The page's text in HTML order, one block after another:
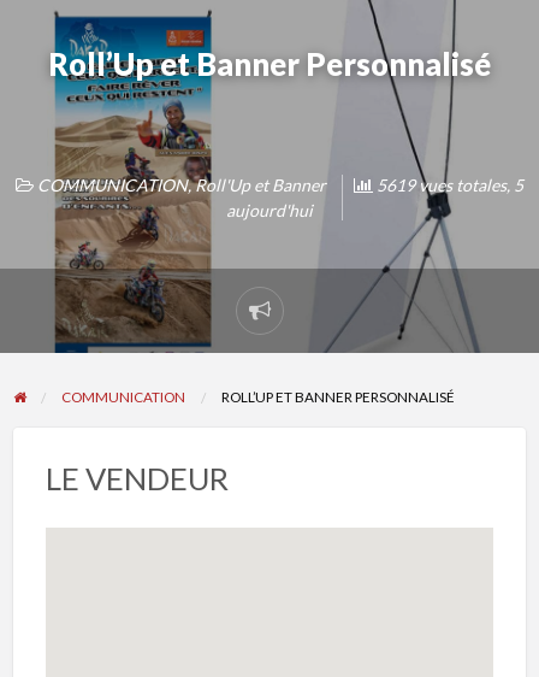
Roll’Up et Banner Personnalisé
COMMUNICATION,Roll'Up et Banner
5619 vues totales, 5
aujourd'hui
Signaler
un
problème
COMMUNICATION ROLL’UP ET BANNER PERSONNALISÉ
LE VENDEUR